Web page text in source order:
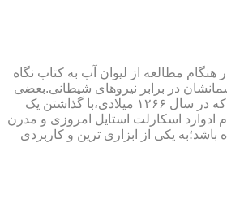
مطالعه از لیوان آب به کتاب نگاه
در برابر نیروهای شیطانی.بعضی
دیگر عقیده دارند اولین عینک توسط سالوینو دارماتی اهل ایتالیا در سال ۱۲۸۴ میلادی ساخته شده،برخی دیگر اختراع عینک را به مردی به نام روچربیکنبا نسبت میدهند که در سال ۱۲۶۶ میلادی،با گذاشتن یک
است که در سال ۱۷۲۷ میلادی یک عینک ساز انگلیسی ؛به نام ادوارد اسکارلت استایل امروزی و مدرن
یکی از ابزاری ترین و کاربردی